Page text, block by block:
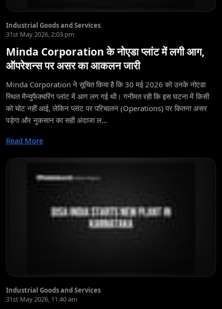
Industrial Goods and Services
31st May 2026, 2:03 pm
Minda Corporation के नोएडा प्लांट में लगी आग,
ऑपरेशन्स पर असर का आकलन जारी
Minda Corporation ने सूचित किया है कि 30 मई 2026 को उनके नोएडा
स्थित मैन्युफैक्चरिंग प्लांट में आग लग गई थी। गनीमत रही कि इस घटना में किसी
को चोट नहीं आई, लेकिन प्लांट पर परिचालन (Operations) पर कितना असर
पड़ेगा और नुकसान का सही अंदाजा ल...
Read More
Industrial Goods and Services
31st May 2026, 11:40 am